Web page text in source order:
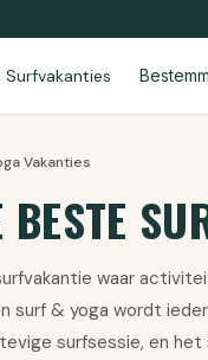
Surfvakanties
Vakanties
BESTE
waar
surf & yoga wordt
surfsessie, en